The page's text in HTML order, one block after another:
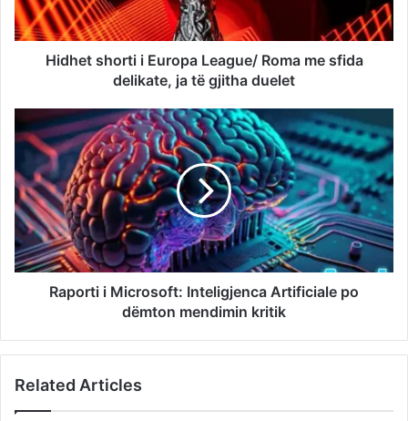
Hidhet shorti i Europa League/ Roma me sfida
delikate, ja të gjitha duelet
Raporti i Microsoft: Inteligjenca Artificiale po
dëmton mendimin kritik
Related Articles